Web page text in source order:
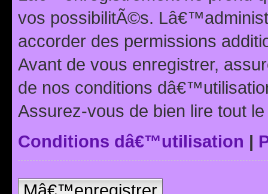
vos possibilitÃ©s.
accorder des permissions
Avant de vous enregistrer,
de nos conditions
Assurez-vous de bien lire tout
Conditions dâ€™utilisation |
Mâ€™enregistrer